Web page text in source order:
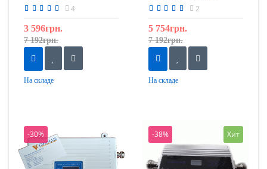
4
3 596грн.
7 192грн.
На складе
2
5 754грн.
7 192грн.
На складе
-30% -38% Хит